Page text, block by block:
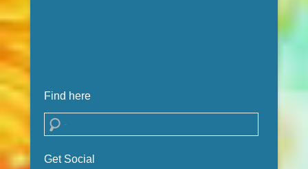
Find here
Search
Get Social